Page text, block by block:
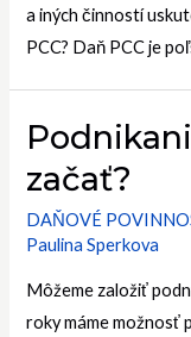
a iných činností
PCC? Daň PCC je
začať?
DAŇOVÉ
Paulina Sperkova
Môžeme založiť
roky máme možnosť